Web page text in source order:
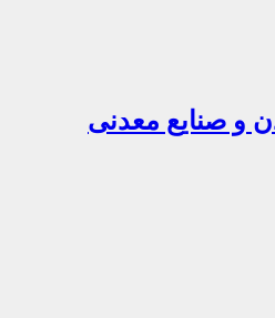
و صنایع معدنی